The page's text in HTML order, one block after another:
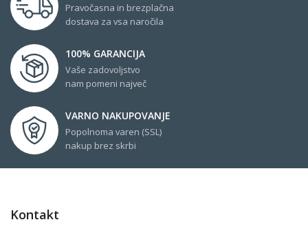
Pravočasna in brezplačna
dostava za vsa naročila
100% GARANCIJA
Vaše zadovoljstvo
nam pomeni največ
VARNO NAKUPOVANJE
Popolnoma varen (SSL)
nakup brez skrbi
Kontakt